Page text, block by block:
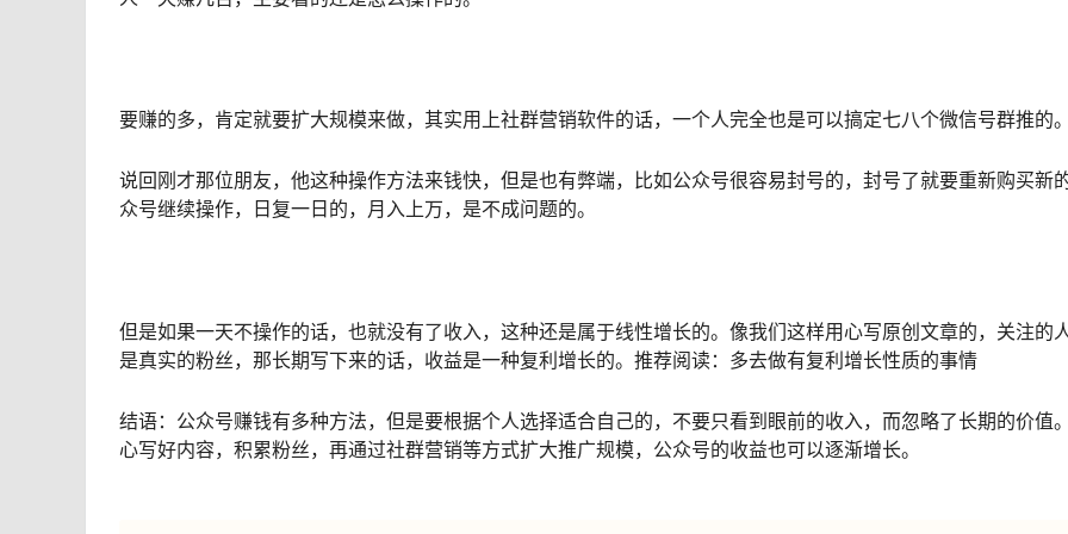
要赚的多，肯定就要扩大规模来做，其实用上社群营销软件的话，一个人完全也是可以搞定七八个微信号群推的。
说回刚才那位朋友，他这种操作方法来钱快，但是也有弊端，比如公众号很容易封号的，封号了就要重新购买新
众号继续操作，日复一日的，月入上万，是不成问题的。
但是如果一天不操作的话，也就没有了收入，这种还是属于线性增长的。像我们这样用心写原创文章的，关注的
是真实的粉丝，那长期写下来的话，收益是一种复利增长的。推荐阅读：多去做有复利增长性质的事情
结语：公众号赚钱有多种方法，但是要根据个人选择适合自己的，不要只看到眼前的收入，而忽略了长期的价值
心写好内容，积累粉丝，再通过社群营销等方式扩大推广规模，公众号的收益也可以逐渐增长。